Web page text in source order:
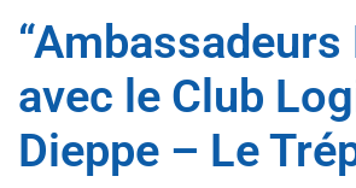
“Ambassadeurs
avec le Club
Dieppe – Le